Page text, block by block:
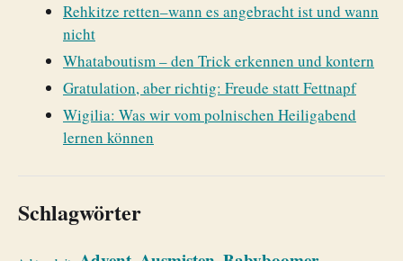
Rehkitze retten–wann es angebracht ist und wann
nicht
Whataboutism – den Trick erkennen und kontern
Gratulation, aber richtig: Freude statt Fettnapf
Wigilia: Was wir vom polnischen Heiligabend
lernen können
Schlagwörter